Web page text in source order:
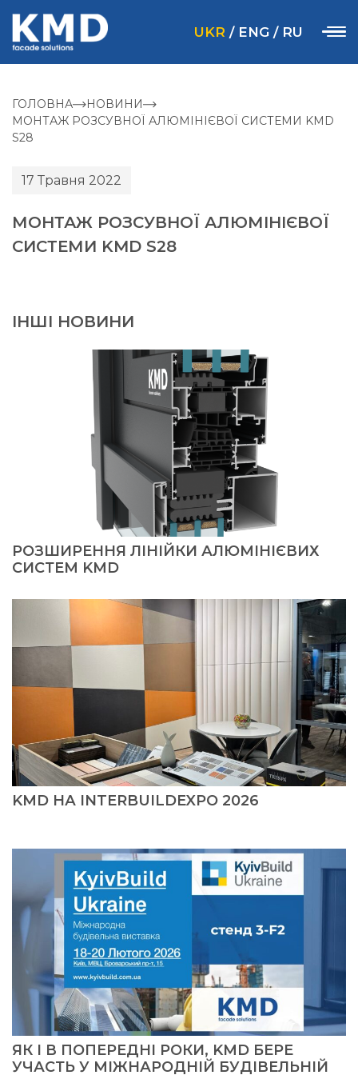
UKR / ENG / RU
ГОЛОВНА
НОВИНИ
МОНТАЖ РОЗСУВНОЇ АЛЮМІНІЄВОЇ СИСТЕМИ KMD
S28
17 Травня 2022
МОНТАЖ РОЗСУВНОЇ АЛЮМІНІЄВОЇ
СИСТЕМИ KMD S28
ІНШІ НОВИНИ
РОЗШИРЕННЯ ЛІНІЙКИ АЛЮМІНІЄВИХ
СИСТЕМ KMD
KMD НА INTERBUILDEXPO 2026
ЯК І В ПОПЕРЕДНІ РОКИ, KMD БЕРЕ
УЧАСТЬ У МІЖНАРОДНІЙ БУДІВЕЛЬНІЙ